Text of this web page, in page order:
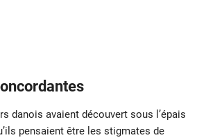
danois avaient découvert sous l’épais
pensaient être les stigmates de